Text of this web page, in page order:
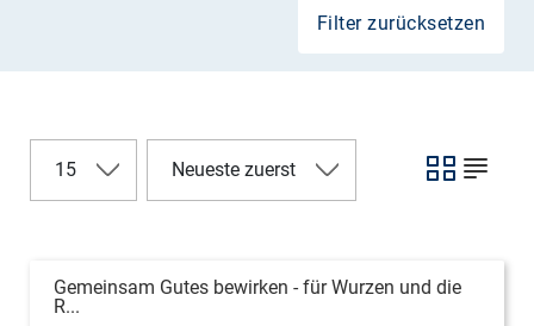
Filter zurücksetzen
15 Neueste zuerst
Gemeinsam Gutes bewirken - für Wurzen und die
R...